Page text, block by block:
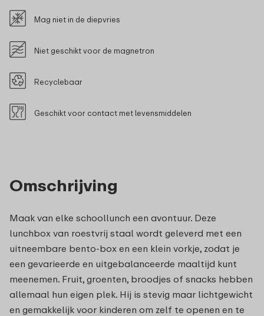
Omschrijving
Maak van elke schoollunch een avontuur. Deze
lunchbox van roestvrij staal wordt geleverd met een
uitneembare bento-box en een klein vorkje, zodat je
een gevarieerde en uitgebalanceerde maaltijd kunt
meenemen. Fruit, groenten, broodjes of snacks hebben
allemaal hun eigen plek. Hij is stevig maar lichtgewicht
en gemakkelijk voor kinderen om zelf te openen en te
Mag niet in de diepvries
Niet geschikt voor de magnetron
Recyclebaar
Geschikt voor contact met levensmiddelen